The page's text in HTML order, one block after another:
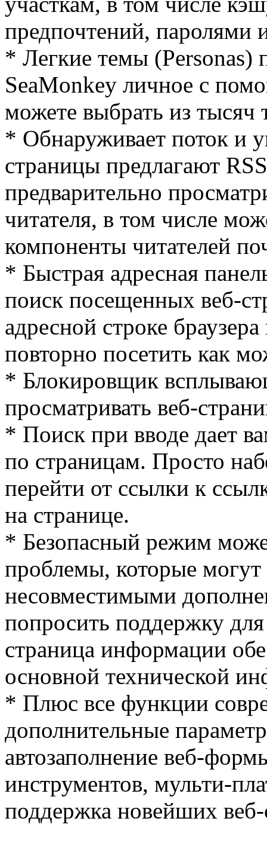
предпочтений,
* Легкие темы (Personas)
SeaMonkey личное с
можете выбрать из тысяч
* Обнаруживает поток и
страницы предлагают
предварительно
читателя, в том числе
компоненты читателей
* Быстрая адресная
поиск посещенных веб-
адресной строке
повторно посетить как
* Блокировщик
просматривать веб-
* Поиск при вводе дает
по страницам. Просто
перейти от ссылки к
на странице.
* Безопасный режим
проблемы, которые
несовместимыми
попросить поддержку
страница информации
основной технической
* Плюс все функции
дополнительные
автозаполнение веб-
инструментов, мульти-
поддержка новейших веб-